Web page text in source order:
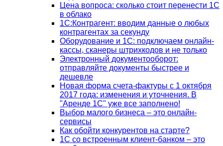
Цена вопроса: сколько стоит перенести 1С
в облако
1С:Контрагент: вводим данные о любых
контрагентах за секунду
Оборудование и 1С: подключаем онлайн-
кассы, сканеры штрихкодов и не только
Электронный документооборот:
отправляйте документы быстрее и
дешевле
Новая форма счета-фактуры с 1 октября
2017 года: изменения и уточнения. В
"Аренде 1С" уже все заполнено!
Выбор малого бизнеса – это онлайн-
сервисы
Как обойти конкурентов на старте?
1C со встроенным клиент-банком – это